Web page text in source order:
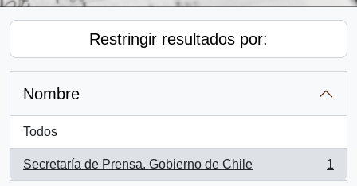
Restringir resultados por:
Nombre
Todos
Secretaría de Prensa. Gobierno de Chile
, 1 resultados
1